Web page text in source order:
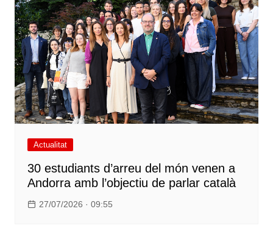
Actualitat
30 estudiants d’arreu del món venen a
Andorra amb l’objectiu de parlar català
27/07/2026 · 09:55